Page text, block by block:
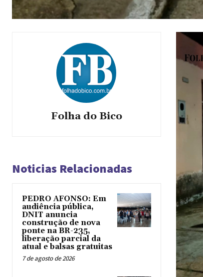
Folha do Bico
Noticias Relacionadas
PEDRO AFONSO: Em
audiência pública,
DNIT anuncia
construção de nova
ponte na BR-235,
liberação parcial da
atual e balsas gratuitas
7 de agosto de 2026